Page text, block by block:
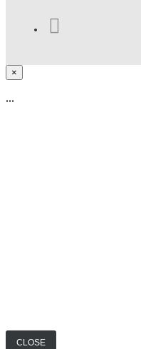
×
...
CLOSE